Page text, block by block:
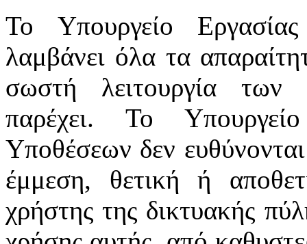
Το Υπουργείο
λαμβάνει όλα τα
σωστή λειτουργία των
παρέχει. Το
Υποθέσεων δεν
έμμεση, θετική ή
χρήστης της δικτυακής